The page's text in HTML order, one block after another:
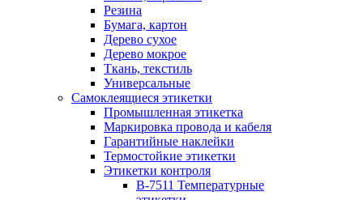
Резина
Бумага, картон
Дерево сухое
Дерево мокрое
Ткань, текстиль
Универсальные
Самоклеящиеся этикетки
Промышленная этикетка
Маркировка провода и кабеля
Гарантийные наклейки
Термостойкие этикетки
Этикетки контроля
B-7511 Температурные